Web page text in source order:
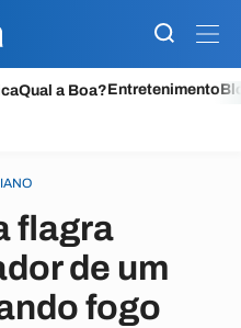
Qual a Boa?Entretenimento
flagra
de um
fogo